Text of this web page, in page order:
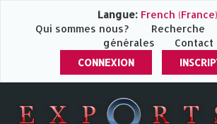
Langue: French (France)
Qui sommes nous?
Recherche
générales
Contact
CONNEXION